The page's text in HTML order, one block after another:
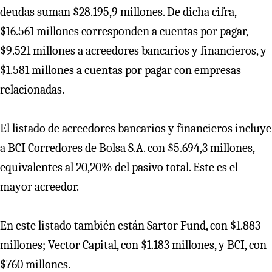
deudas suman $28.195,9 millones. De dicha cifra,
$16.561 millones corresponden a cuentas por pagar,
$9.521 millones a acreedores bancarios y financieros, y
$1.581 millones a cuentas por pagar con empresas
relacionadas.
El listado de acreedores bancarios y financieros incluye
a BCI Corredores de Bolsa S.A. con $5.694,3 millones,
equivalentes al 20,20% del pasivo total. Este es el
mayor acreedor.
En este listado también están Sartor Fund, con $1.883
millones; Vector Capital, con $1.183 millones, y BCI, con
$760 millones.